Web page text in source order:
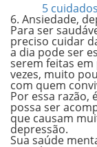
5
6. Ansiedade,
Para ser
preciso cuidar
a dia pode ser
serem feitas
vezes, muito
com quem
Por essa razão,
possa ser
que causam
depressão.
Sua saúde